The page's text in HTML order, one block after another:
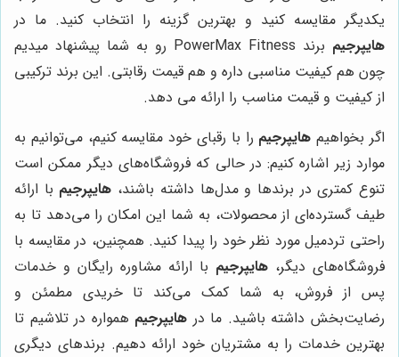
یکدیگر مقایسه کنید و بهترین گزینه را انتخاب کنید. ما در
هایپرجیم
برند PowerMax Fitness رو به شما پیشنهاد میدیم
چون هم کیفیت مناسبی داره و هم قیمت رقابتی. این برند ترکیبی
از کیفیت و قیمت مناسب را ارائه می دهد.
اگر بخواهیم هایپرجیم را با رقبای خود مقایسه کنیم، می‌توانیم به
موارد زیر اشاره کنیم: در حالی که فروشگاه‌های دیگر ممکن است
تنوع کمتری در برندها و مدل‌ها داشته باشند، هایپرجیم با ارائه
طیف گسترده‌ای از محصولات، به شما این امکان را می‌دهد تا به
راحتی تردمیل مورد نظر خود را پیدا کنید. همچنین، در مقایسه با
فروشگاه‌های دیگر، هایپرجیم با ارائه مشاوره رایگان و خدمات
پس از فروش، به شما کمک می‌کند تا خریدی مطمئن و
رضایت‌بخش داشته باشید. ما در هایپرجیم همواره در تلاشیم تا
بهترین خدمات را به مشتریان خود ارائه دهیم. برندهای دیگری